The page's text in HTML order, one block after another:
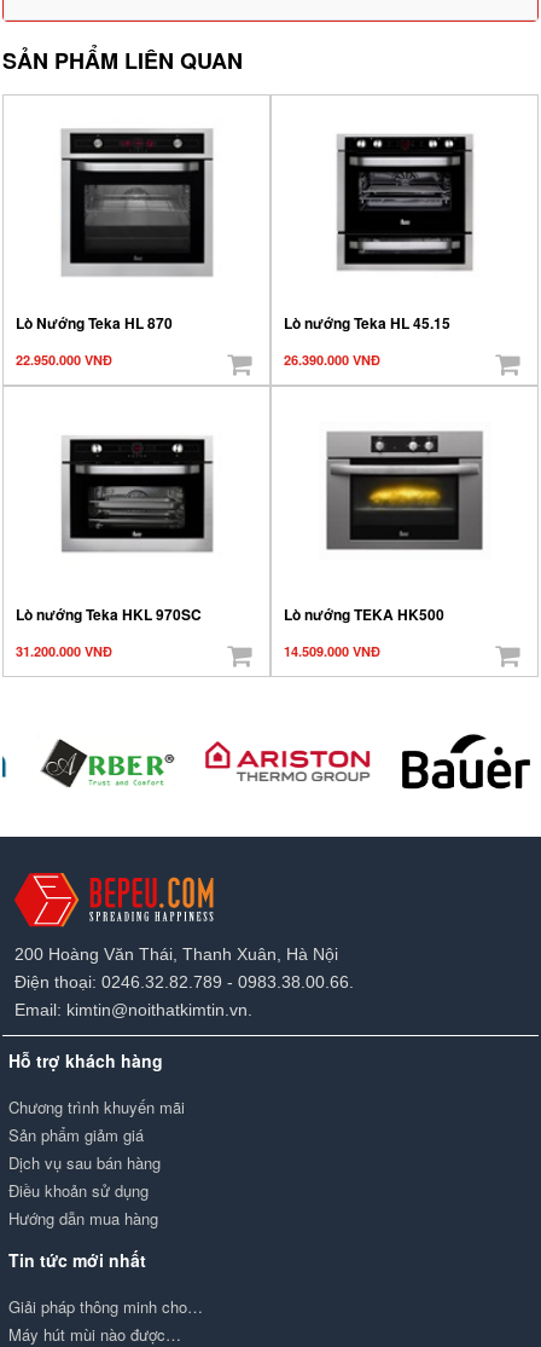
SẢN PHẨM LIÊN QUAN
Lò Nướng Teka HL 870
22.950.000 VNĐ
Lò nướng Teka HL 45.15
26.390.000 VNĐ
Lò nướng Teka HKL 970SC
31.200.000 VNĐ
Lò nướng TEKA HK500
14.509.000 VNĐ
200 Hoàng Văn Thái, Thanh Xuân, Hà Nội
Điện thoại: 0246.32.82.789 - 0983.38.00.66.
Email: kimtin@noithatkimtin.vn.
Hỗ trợ khách hàng
Chương trình khuyến mãi
Sản phẩm giảm giá
Dịch vụ sau bán hàng
Điều khoản sử dụng
Hướng dẫn mua hàng
Tin tức mới nhất
Giải pháp thông minh cho…
Máy hút mùi nào được…